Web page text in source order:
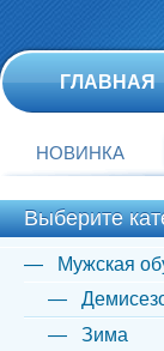
ГЛАВНАЯ
НОВИНКА
Выберите
Мужская
Зима